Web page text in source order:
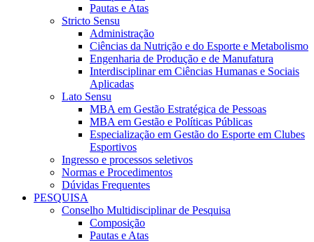
Pautas e Atas
Stricto Sensu
Administração
Ciências da Nutrição e do Esporte e Metabolismo
Engenharia de Produção e de Manufatura
Interdisciplinar em Ciências Humanas e Sociais
Aplicadas
Lato Sensu
MBA em Gestão Estratégica de Pessoas
MBA em Gestão e Políticas Públicas
Especialização em Gestão do Esporte em Clubes
Esportivos
Ingresso e processos seletivos
Normas e Procedimentos
Dúvidas Frequentes
PESQUISA
Conselho Multidisciplinar de Pesquisa
Composição
Pautas e Atas